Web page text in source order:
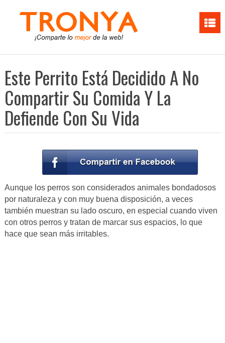
Este Perrito Está Decidido A No
Compartir Su Comida Y La
Defiende Con Su Vida
Aunque los perros son considerados animales bondadosos
por naturaleza y con muy buena disposición, a veces
también muestran su lado oscuro, en especial cuando viven
con otros perros y tratan de marcar sus espacios, lo que
hace que sean más irritables.